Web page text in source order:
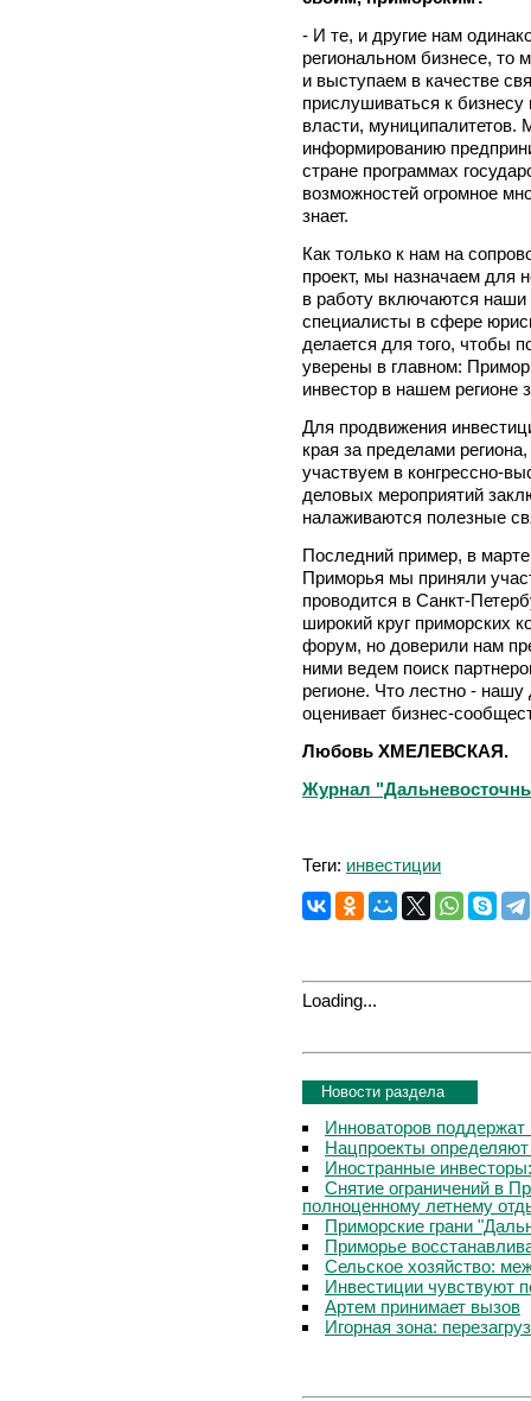
- И те, и другие нам
региональном бизнесе, то
и выступаем в качестве
прислушиваться к бизнесу
власти,
информированию
стране программах
возможностей огромное
знает.
Как только к нам на
проект, мы назначаем для
в работу включаются
специалисты в сфере
делается для того, чтобы
уверены в главном:
инвестор в нашем регионе
Для продвижения
края за пределами
участвуем в конгрессно-
деловых мероприятий
налаживаются полезные
Последний пример, в
Приморья мы приняли
проводится в Санкт-
широкий круг приморских
форум, но доверили нам
ними ведем поиск
регионе. Что лестно -
оценивает бизнес-
Любовь ХМЕЛЕВСКАЯ.
Журнал
Теги: инвестиции
Loading...
Новости раздела
Инноваторов поддержат
Нацпроекты определяют
Иностранные
Снятие ограничений в
полноценному летнему
Приморские грани
Приморье
Сельское хозяйство:
Инвестиции чувствуют
Артем принимает вызов
Игорная зона: